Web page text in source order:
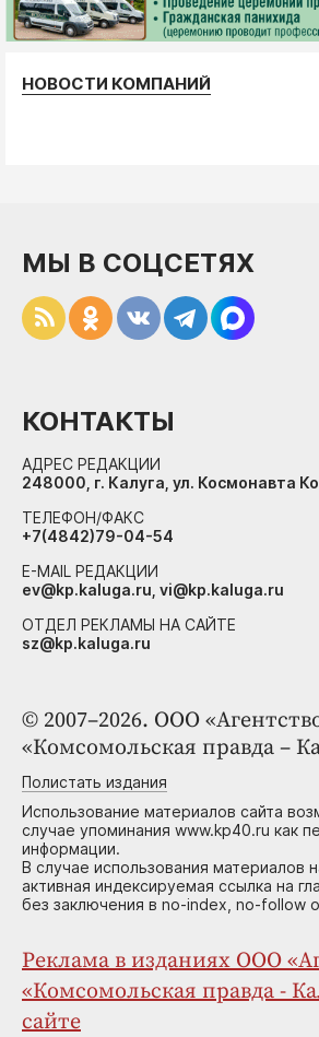
НОВОСТИ КОМПАНИЙ
© 2007–2026. ООО
«Комсомольская правда –
Полистать издания
Использование материалов сайта
случае упоминания www.kp40.ru как
информации.
В случае использования материалов
активная индексируемая ссылка на
без заключения в no-index, no-follow
Реклама в изданиях ООО
«Комсомольская правда -
сайте
МЫ В СОЦСЕТЯХ
КОНТАКТЫ
АДРЕС РЕДАКЦИИ
248000, г. Калуга, ул. Космонавта
ТЕЛЕФОН/ФАКС
+7(4842)79-04-54
E-MAIL РЕДАКЦИИ
ev@kp.kaluga.ru, vi@kp.kaluga.ru
ОТДЕЛ РЕКЛАМЫ НА САЙТЕ
sz@kp.kaluga.ru